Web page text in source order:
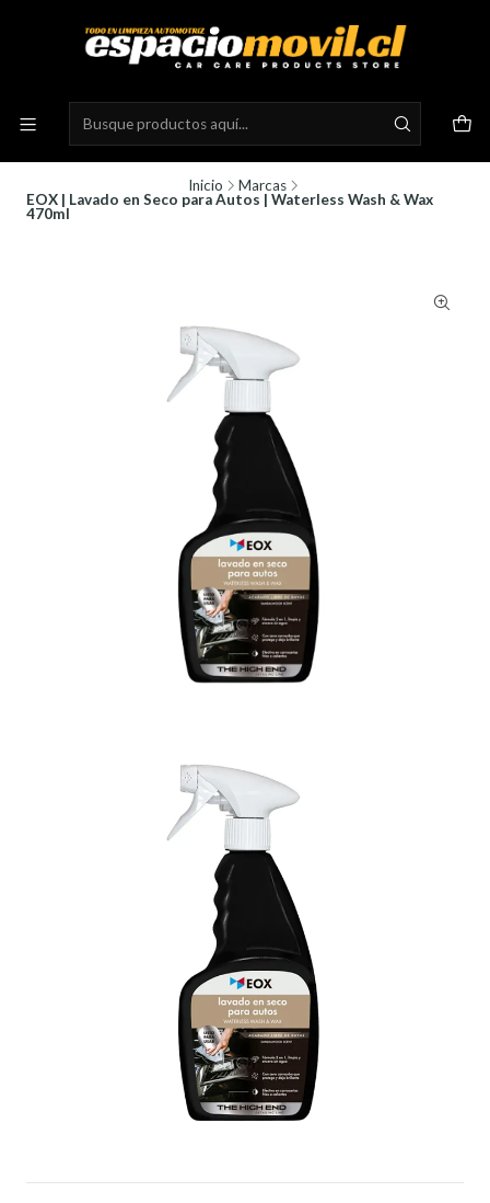
Inicio
Marcas
EOX | Lavado en Seco para Autos | Waterless Wash & Wax
470ml